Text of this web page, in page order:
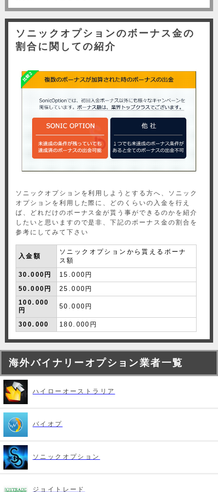
ソニックオプションのボーナス金の
割合に関しての紹介
ソニックオプションを利用しようとする方へ、ソニック
オプションを利用した際に、どのくらいの入金を行え
ば、どれだけのボーナス金が貰う事ができるのかを紹介
したいと思いますので是非、下記のボーナス金の割合を
参考にしてみて下さい
入金額
ソニックオプションから貰えるボーナ
ス額
30.000円
15.000円
50.000円
25.000円
100.000
円
50.000円
300.000 180.000円
海外バイナリーオプション業者一覧
ハイローオーストラリア
バイオプ
ソニックオプション
ジョイトレード